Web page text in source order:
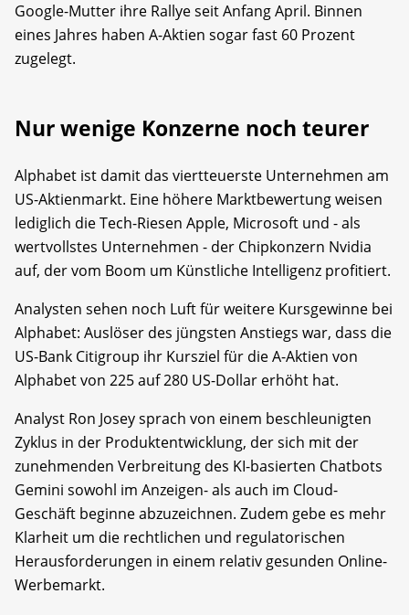
Google-Mutter ihre Rallye seit Anfang April. Binnen
eines Jahres haben A-Aktien sogar fast 60 Prozent
zugelegt.
Nur wenige Konzerne noch teurer
Alphabet ist damit das viertteuerste Unternehmen am
US-Aktienmarkt. Eine höhere Marktbewertung weisen
lediglich die Tech-Riesen Apple, Microsoft und - als
wertvollstes Unternehmen - der Chipkonzern Nvidia
auf, der vom Boom um Künstliche Intelligenz profitiert.
Analysten sehen noch Luft für weitere Kursgewinne bei
Alphabet: Auslöser des jüngsten Anstiegs war, dass die
US-Bank Citigroup ihr Kursziel für die A-Aktien von
Alphabet von 225 auf 280 US-Dollar erhöht hat.
Analyst Ron Josey sprach von einem beschleunigten
Zyklus in der Produktentwicklung, der sich mit der
zunehmenden Verbreitung des KI-basierten Chatbots
Gemini sowohl im Anzeigen- als auch im Cloud-
Geschäft beginne abzuzeichnen. Zudem gebe es mehr
Klarheit um die rechtlichen und regulatorischen
Herausforderungen in einem relativ gesunden Online-
Werbemarkt.